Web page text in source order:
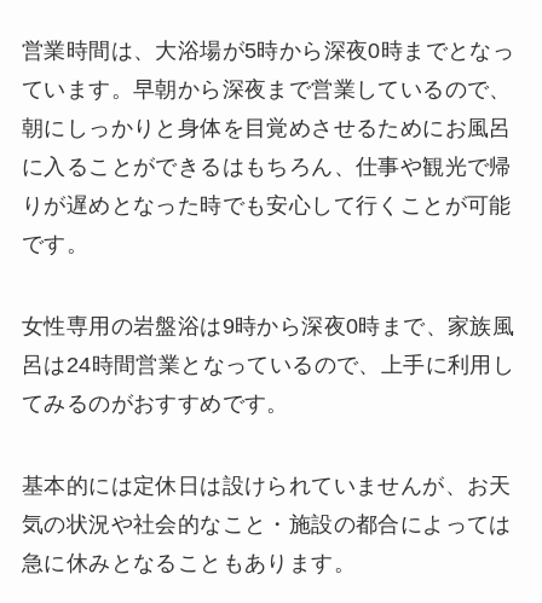
営業時間は、大浴場が5時から深夜0時までとなっ
ています。早朝から深夜まで営業しているので、
朝にしっかりと身体を目覚めさせるためにお風呂
に入ることができるはもちろん、仕事や観光で帰
りが遅めとなった時でも安心して行くことが可能
です。
女性専用の岩盤浴は9時から深夜0時まで、家族風
呂は24時間営業となっているので、上手に利用し
てみるのがおすすめです。
基本的には定休日は設けられていませんが、お天
気の状況や社会的なこと・施設の都合によっては
急に休みとなることもあります。